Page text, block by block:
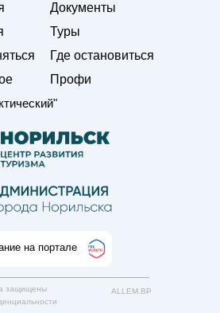
на портале
Где остановиться
Туры
Профи
Документы
ALLEM.BP
защищены